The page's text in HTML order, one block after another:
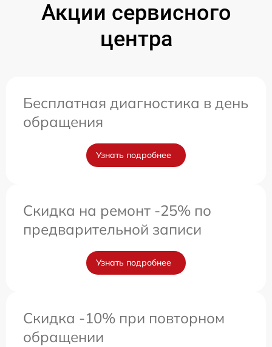
Акции сервисного
центра
Бесплатная диагностика в день
обращения
Узнать подробнее
Скидка на ремонт -25% по
предварительной записи
Узнать подробнее
Скидка -10% при повторном
обращении